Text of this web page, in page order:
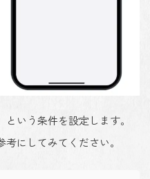
いう条件を設定します。
にしてみてください。